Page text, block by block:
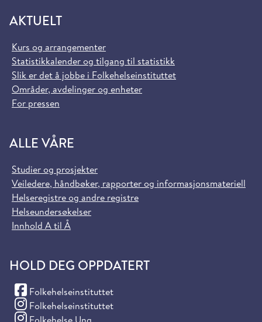
AKTUELT
Kurs og arrangementer
Statistikkalender og tilgang til statistikk
Slik er det å jobbe i Folkehelseinstituttet
Områder, avdelinger og enheter
For pressen
ALLE VÅRE
Studier og prosjekter
Veiledere, håndbøker, rapporter og informasjonsmateriell
Helseregistre og andre registre
Helseundersøkelser
Innhold A til Å
HOLD DEG OPPDATERT
Folkehelseinstituttet
(Facebook)
Folkehelseinstituttet
(Instagram)
(Instagram)